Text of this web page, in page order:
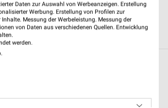
Daten zur Auswahl von Werbeanzeigen. Erstellung
Werbung. Erstellung von Profilen zur
Messung der Werbeleistung. Messung der
von Daten aus verschiedenen Quellen. Entwicklung
werden.